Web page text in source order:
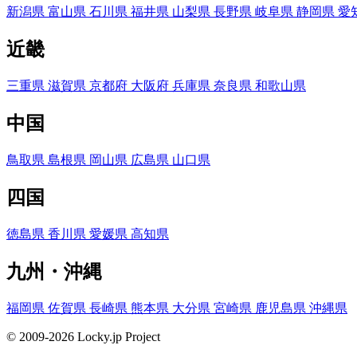
新潟県 富山県 石川県 福井県 山梨県 長野県 岐阜県 静岡県 愛
近畿
三重県 滋賀県 京都府 大阪府 兵庫県 奈良県 和歌山県
中国
鳥取県 島根県 岡山県 広島県 山口県
四国
徳島県 香川県 愛媛県 高知県
九州・沖縄
福岡県 佐賀県 長崎県 熊本県 大分県 宮崎県 鹿児島県 沖縄県
© 2009-2026 Locky.jp Project